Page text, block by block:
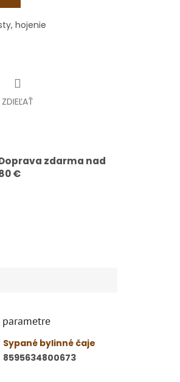
hojenie
ZDIEĽAŤ
zdarma nad
€
Sypané bylinné čaje
8595634800673